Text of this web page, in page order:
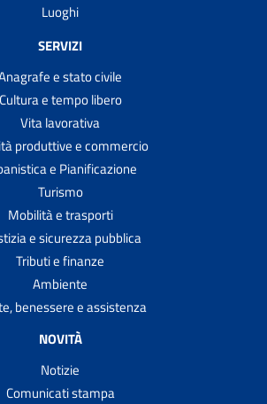
Luoghi
SERVIZI
e stato civile
Cultura e tempo libero
Vita lavorativa
produttive e commercio
e Pianificazione
Turismo
Mobilità e trasporti
e sicurezza pubblica
Tributi e finanze
Ambiente
benessere e assistenza
NOVITÀ
Notizie
Comunicati stampa